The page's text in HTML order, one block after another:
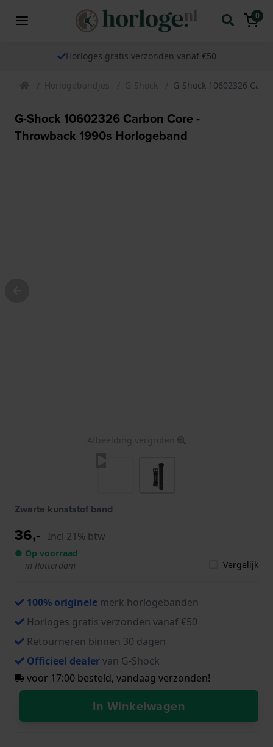
0
Horloges gratis verzonden vanaf €50
Horlogebandjes G-Shock G-Shock 10602326
G-Shock 10602326 Carbon Core -
Throwback 1990s Horlogeband
Afbeelding vergroten
Zwarte kunststof band
36,- Incl 21% btw
● Op voorraad
in Rotterdam
Vergelijk
100% originele merk horlogebanden
Horloges gratis verzonden vanaf €50
Retourneren binnen 30 dagen
Officieel dealervan G-Shock
voor 17:00 besteld, vandaag verzonden!
In Winkelwagen